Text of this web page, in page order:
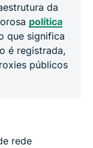
da
política
que significa
é registrada,
públicos
rede